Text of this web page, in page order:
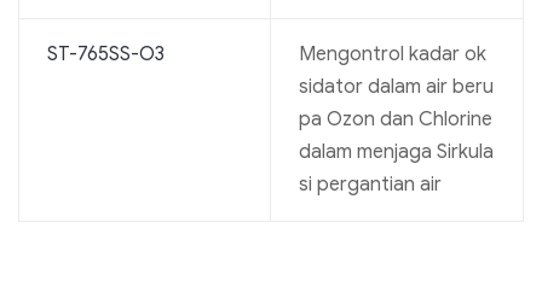
ST-765SS-O3
Mengontrol kadar ok
sidator dalam air beru
pa Ozon dan Chlorine
dalam menjaga Sirkula
si pergantian air